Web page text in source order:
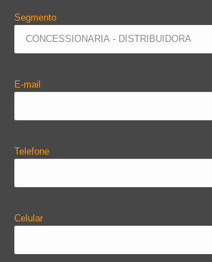
Segmento
E-mail
Telefone
Celular